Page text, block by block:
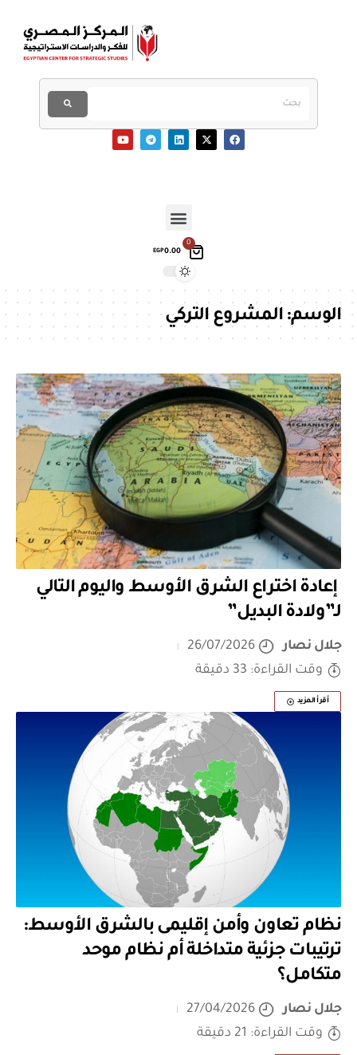
0
EGP0.00
الوسم:المشروع التركي
إعادة اختراع الشرق الأوسط واليوم التالي
لـ”ولادة البديل”
جلال نصار
26/07/2026
وقت القراءة: 33 دقيقة
أقرأ المزيد
نظام تعاون وأمن إقليمى بالشرق الأوسط:
ترتيبات جزئية متداخلة أم نظام موحد
متكامل؟
جلال نصار
27/04/2026
وقت القراءة: 21 دقيقة